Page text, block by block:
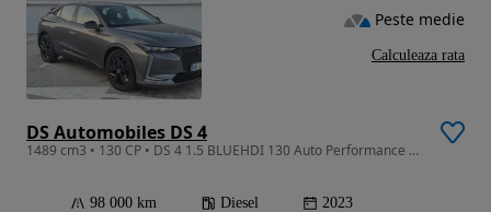
DS Automobiles DS 4
1489 cm3 • 130 CP • DS 4 1.5 BLUEHDI 130 Auto Performance Line
98 000 km Diesel 2023
Peste medie
Calculeaza rata